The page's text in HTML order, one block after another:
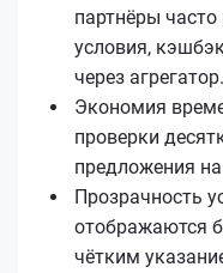
партнёры
условия,
через агрегатор.
Экономия
проверки
предложения
Прозрачность
отображаются
чётким